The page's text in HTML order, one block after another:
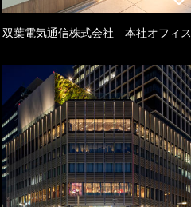
双葉電気通信株式会社 本社オフィス